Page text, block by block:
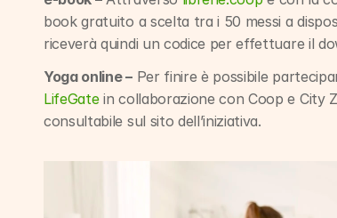
book gratuito a scelta tra i 50 messi a
riceverà quindi un codice per effettuare il
Yoga online –
LifeGate in collaborazione con Coop e City
consultabile sul sito dell’iniziativa.